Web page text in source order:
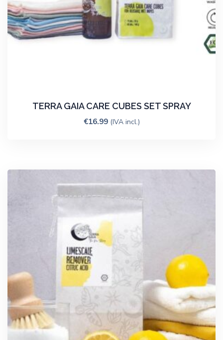
TERRA GAIA CARE CUBES SET SPRAY
€16.99 (IVA incl.)